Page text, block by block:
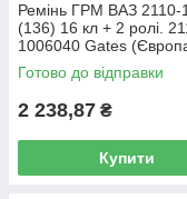
Ремінь ГРМ ВАЗ 2110-
(136) 16 кл + 2 ролі.
1006040 Gates
Готово до відправки
2 238,87 ₴
Купити